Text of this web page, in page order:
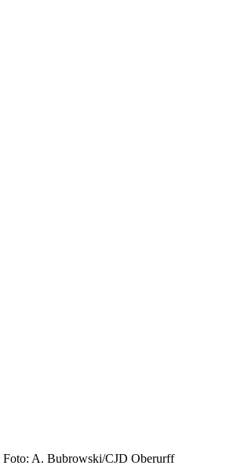
Foto: A. Bubrowski/CJD Oberurff